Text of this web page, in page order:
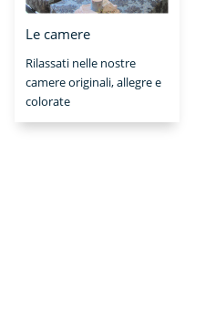
Le camere
Rilassati nelle nostre
camere originali, allegre e
colorate